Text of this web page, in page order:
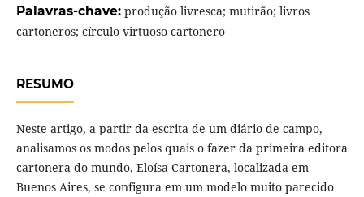
Palavras-chave: produção livresca; mutirão; livros
cartoneros; círculo virtuoso cartonero
RESUMO
Neste artigo, a partir da escrita de um diário de campo,
analisamos os modos pelos quais o fazer da primeira editora
cartonera do mundo, Eloísa Cartonera, localizada em
Buenos Aires, se configura em um modelo muito parecido